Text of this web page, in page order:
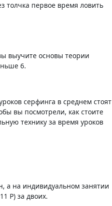
толчка первое время ловить
выучите основы теории
6.
серфинга в среднем стоят
вы посмотрели, как стоите
технику за время уроков
а на индивидуальном занятии
Р) за двоих.